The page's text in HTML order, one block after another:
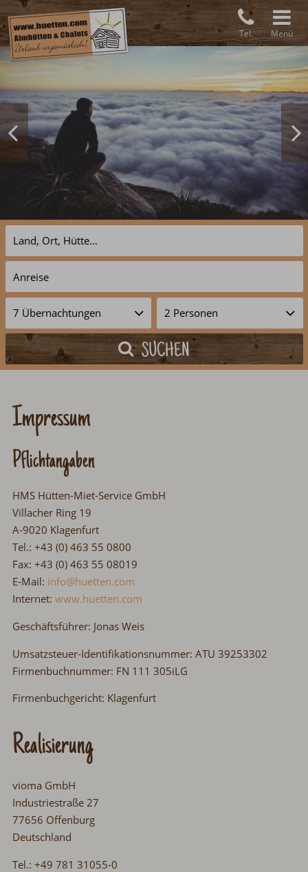
Tel. Menü
SUCHEN
Impressum
Pflichtangaben
HMS Hütten-Miet-Service GmbH
Villacher Ring 19
A-9020 Klagenfurt
Tel.: +43 (0) 463 55 0800
Fax: +43 (0) 463 55 08019
E-Mail: info@huetten.com
Internet:www.huetten.com
Geschäftsführer: Jonas Weis
Umsatzsteuer-Identifikationsnummer: ATU 39253302
Firmenbuchnummer: FN 111 305iLG
Firmenbuchgericht: Klagenfurt
Realisierung
vioma GmbH
Industriestraße 27
77656 Offenburg
Deutschland
Tel.: +49 781 31055-0